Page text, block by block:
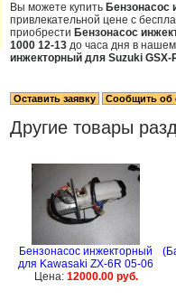
Вы можете купить Бензонасос
привлекательной цене с
приобрести Бензонасос
1000 12-13 до часа дня в
инжекторный для Suzuki GSX-
Другие товары
Бензонасос инжекторный
для Kawasaki ZX-6R 05-06
Цена: 12000.00 руб.